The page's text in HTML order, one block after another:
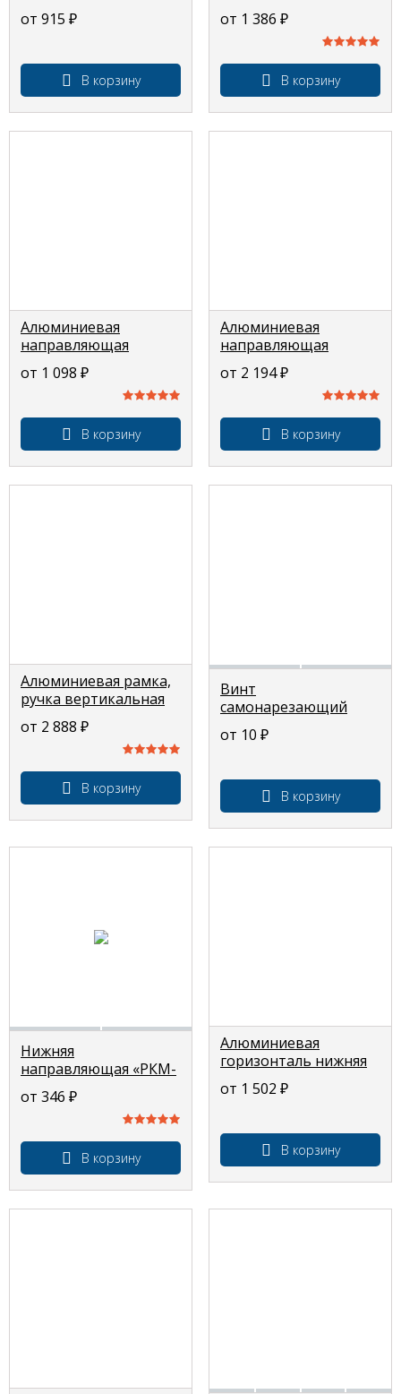
защелка "F22" для
изготовления
горизонтов, для
радиусных шкафов
купе 3м
от 915 ₽
В корзину
верхнего, нижнего и
среднего горизонтов,
для радиусных
шкафов купе 3м
от 1 386 ₽
В корзину
Алюминиевая
направляющая
нижняя «3391»,
профиль для шкафов
от 1 098 ₽
В корзину
Алюминиевая
направляющая
верхняя «3390»,
профиль для шкафов
от 2 194₽
В корзину
Алюминиевая рамка,
ручка вертикальная
ассиметричная «0621»,
профиль для шкафов
от 2 888 ₽
В корзину
Винт
самонарезающий
комплектующие для
шкафов купе
от 10 ₽
В корзину
Нижняя
направляющая «РКМ-
НН», врезной
профиль для
радиусных шкафов
купе 3м
от 346 ₽
В корзину
Алюминиевая
горизонталь нижняя
«3393», профиль для
шкафов купе 3м
от 1 502 ₽
В корзину